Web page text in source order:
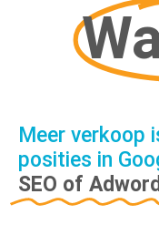
Meer verkoop
posities in
SEO of